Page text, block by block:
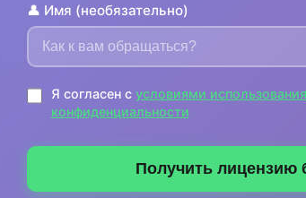
👤 Имя (необязательно)
Я согласен с условиями использования
конфиденциальности
Получить лицензию